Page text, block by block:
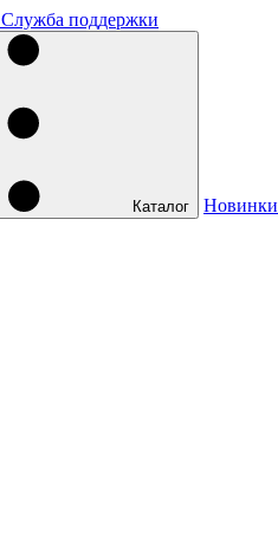
Служба поддержки
Каталог Новинки